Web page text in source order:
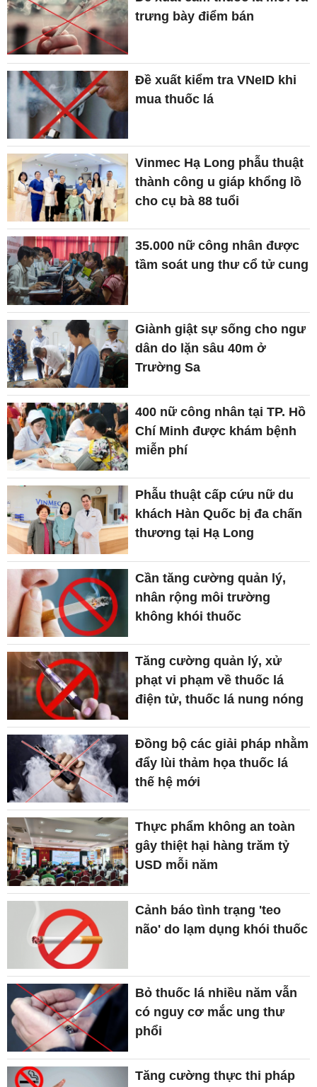
trưng bày điểm bán
Đề xuất kiểm tra VNeID khi
mua thuốc lá
Vinmec Hạ Long phẫu thuật
thành công u giáp khổng lồ
cho cụ bà 88 tuổi
35.000 nữ công nhân được
tầm soát ung thư cổ tử cung
Giành giật sự sống cho ngư
dân do lặn sâu 40m ở
Trường Sa
400 nữ công nhân tại TP. Hồ
Chí Minh được khám bệnh
miễn phí
Phẫu thuật cấp cứu nữ du
khách Hàn Quốc bị đa chấn
thương tại Hạ Long
Cần tăng cường quản lý,
nhân rộng môi trường
không khói thuốc
Tăng cường quản lý, xử
phạt vi phạm về thuốc lá
điện tử, thuốc lá nung nóng
Đồng bộ các giải pháp nhằm
đẩy lùi thảm họa thuốc lá
thế hệ mới
Thực phẩm không an toàn
gây thiệt hại hàng trăm tỷ
USD mỗi năm
Cảnh báo tình trạng 'teo
não' do lạm dụng khói thuốc
Bỏ thuốc lá nhiều năm vẫn
có nguy cơ mắc ung thư
phổi
Tăng cường thực thi pháp